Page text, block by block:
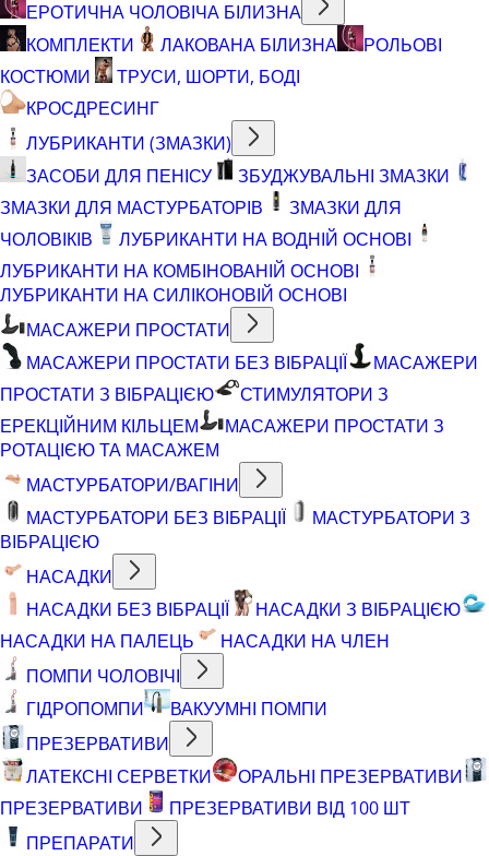
ЕРОТИЧНА ЧОЛОВІЧА БІЛИЗНА
КОМПЛЕКТИ
ЛАКОВАНА БІЛИЗНА
РОЛЬОВІ
КОСТЮМИ
ТРУСИ, ШОРТИ, БОДІ
КРОСДРЕСИНГ
ЛУБРИКАНТИ (ЗМАЗКИ)
ЗАСОБИ ДЛЯ ПЕНІСУ
ЗБУДЖУВАЛЬНІ ЗМАЗКИ
ЗМАЗКИ ДЛЯ МАСТУРБАТОРІВ
ЗМАЗКИ ДЛЯ
ЧОЛОВІКІВ
ЛУБРИКАНТИ НА ВОДНІЙ ОСНОВІ
ЛУБРИКАНТИ НА КОМБІНОВАНІЙ ОСНОВІ
ЛУБРИКАНТИ НА СИЛІКОНОВІЙ ОСНОВІ
МАСАЖЕРИ ПРОСТАТИ
МАСАЖЕРИ ПРОСТАТИ БЕЗ ВІБРАЦІЇ
МАСАЖЕРИ
ПРОСТАТИ З ВІБРАЦІЄЮ
СТИМУЛЯТОРИ З
ЕРЕКЦІЙНИМ КІЛЬЦЕМ
МАСАЖЕРИ ПРОСТАТИ З
РОТАЦІЄЮ ТА МАСАЖЕМ
МАСТУРБАТОРИ/ВАГІНИ
МАСТУРБАТОРИ БЕЗ ВІБРАЦІЇ
МАСТУРБАТОРИ З
ВІБРАЦІЄЮ
НАСАДКИ
НАСАДКИ БЕЗ ВІБРАЦІЇ
НАСАДКИ З ВІБРАЦІЄЮ
НАСАДКИ НА ПАЛЕЦЬ
НАСАДКИ НА ЧЛЕН
ПОМПИ ЧОЛОВІЧІ
ГІДРОПОМПИ
ВАКУУМНІ ПОМПИ
ПРЕЗЕРВАТИВИ
ЛАТЕКСНІ СЕРВЕТКИ
ОРАЛЬНІ ПРЕЗЕРВАТИВИ
ПРЕЗЕРВАТИВИ
ПРЕЗЕРВАТИВИ ВІД 100 ШТ
ПРЕПАРАТИ